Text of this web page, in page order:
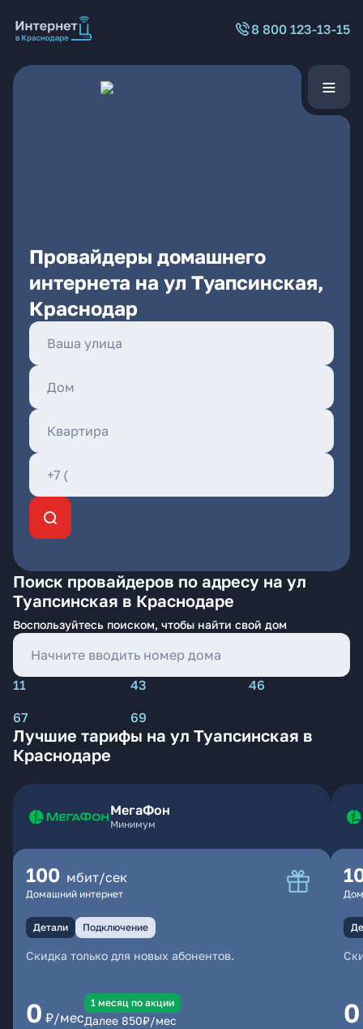
8 800 123-13-15
Провайдеры домашнего
интернета на ул Туапсинская,
Краснодар
Поиск провайдеров по адресу на ул
Туапсинская в Краснодаре
Воспользуйтесь поиском, чтобы найти свой дом
11 43
46
67
69
Лучшие тарифы на ул Туапсинская в
Краснодаре
МегаФон
Минимум
100 мбит/сек
Домашний интернет
Детали Подключение
Скидка только для новых абонентов.
0 ₽/мес
1 месяц по акции
Далее 850₽/мес 0